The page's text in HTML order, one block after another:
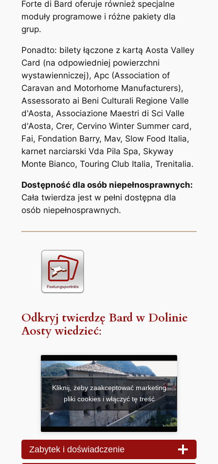
Forte di Bard oferuje również specjalne
moduły programowe i różne pakiety dla
grup.
Ponadto: bilety łączone z kartą Aosta Valley
Card (na odpowiedniej powierzchni
wystawienniczej), Apc (Association of
Caravan and Motorhome Manufacturers),
Assessorato ai Beni Culturali Regione Valle
d'Aosta, Associazione Maestri di Sci Valle
d'Aosta, Crer, Cervino Winter Summer card,
Fai, Fondation Barry, Mav, Slow Food Italia,
karnet narciarski Vda Pila Spa, Skyway
Monte Bianco, Touring Club Italia, Trenitalia.
Dostępność dla osób niepełnosprawnych:
Cała twierdza jest w pełni dostępna dla
osób niepełnosprawnych.
Odkryj twierdzę Bard w Dolinie
Aostywiedzieć:
Kliknij, żeby zaakceptować marketing
pliki cookies i włączyć tę treść
Zabytek i doświadczenie